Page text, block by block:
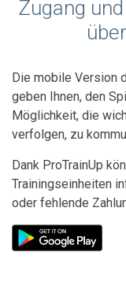
Zugang
Die mobile Version
geben Ihnen, den
Möglichkeit, die
verfolgen, zu
Dank ProTrainUp
Trainingseinheiten
oder fehlende